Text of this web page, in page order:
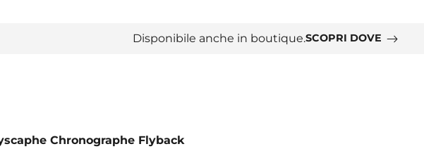
Disponibile anche in boutique.SCOPRI DOVE
Chronographe Flyback